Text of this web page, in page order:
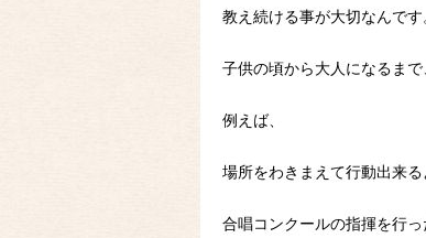
教え続ける事が大切なんです
子供の頃から大人になるま
例えば、
場所をわきまえて行動出来る
合唱コンクールの指揮を行